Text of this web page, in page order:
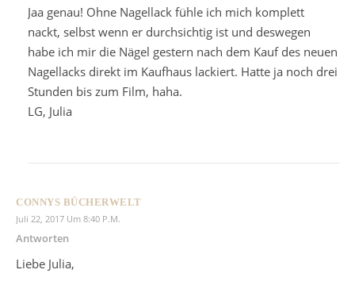
Jaa genau! Ohne Nagellack fühle ich mich komplett
nackt, selbst wenn er durchsichtig ist und deswegen
habe ich mir die Nägel gestern nach dem Kauf des neuen
Nagellacks direkt im Kaufhaus lackiert. Hatte ja noch drei
Stunden bis zum Film, haha.
LG, Julia
CONNYS BÜCHERWELT
Juli 22, 2017 Um 8:40 P.m.
Antworten
Liebe Julia,